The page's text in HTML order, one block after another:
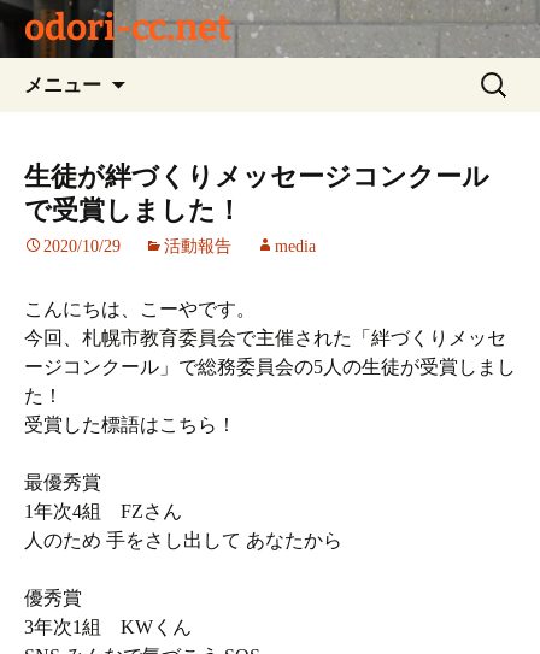
odori-cc.net
メニュー
ツ
へ
プ
検
索:
生徒が絆づくりメッセージコンクール
で受賞しました！
2020/10/29 活動報告 media
こんにちは、こーやです。
今回、札幌市教育委員会で主催された「絆づくりメッセ
ージコンクール」で総務委員会の5人の生徒が受賞しまし
た！
受賞した標語はこちら！
最優秀賞
1年次4組 FZさん
人のため 手をさし出して あなたから
優秀賞
3年次1組 KWくん